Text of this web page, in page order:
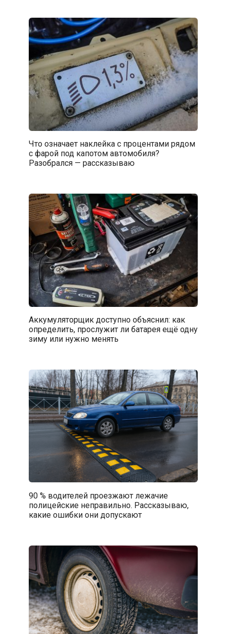
Что означает наклейка с процентами рядом
с фарой под капотом автомобиля?
Разобрался — рассказываю
Аккумуляторщик доступно объяснил: как
определить, прослужит ли батарея ещё одну
зиму или нужно менять
90 % водителей проезжают лежачие
полицейские неправильно. Рассказываю,
какие ошибки они допускают